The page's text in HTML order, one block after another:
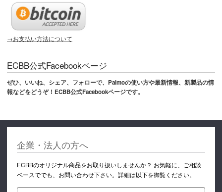
→お支払い方法について
ECBB公式Facebookページ
ぜひ、いいね、シェア、フォローで、Palmoの使い方や最新情報、新製品の情
報などをどうぞ！ECBB公式Facebookページです。
企業・法人の方へ
ECBBのオリジナル商品をお取り扱いしませんか？ お気軽に、ご相談
ベースででも、お問い合わせ下さい。詳細は以下を御覧ください。